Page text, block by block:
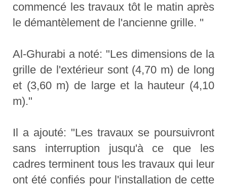
commencé les travaux tôt le matin après
le démantèlement de l'ancienne grille. ''
Al-Ghurabi a noté: "Les dimensions de la
grille de l'extérieur sont (4,70 m) de long
et (3,60 m) de large et la hauteur (4,10
m)."
Il a ajouté: "Les travaux se poursuivront
sans interruption jusqu'à ce que les
cadres terminent tous les travaux qui leur
ont été confiés pour l'installation de cette